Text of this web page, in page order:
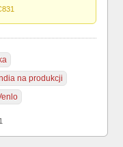
na produkcji